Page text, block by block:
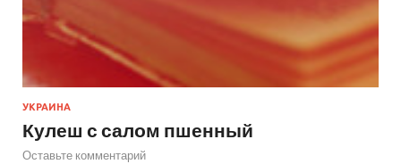
УКРАИНА
Кулеш с салом пшенный
Оставьте комментарий